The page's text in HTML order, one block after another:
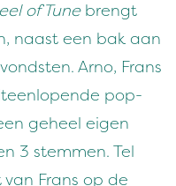
of Tunebrengt
naast een bak aan
Arno, Frans
pop-
geheel eigen
3 stemmen. Tel
Frans op de